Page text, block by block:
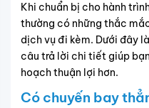
Khi chuẩn bị cho hành
thường có những thắc
dịch vụ đi kèm. Dưới đây
câu trả lời chi tiết giúp
hoạch thuận lợi hơn.
Có chuyến bay